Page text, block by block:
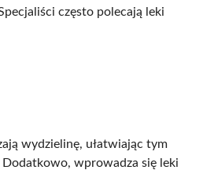
często polecają leki
wydzielinę, ułatwiając tym
wprowadza się leki